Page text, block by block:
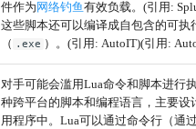
件作为 网络钓鱼有效负载。(引用:
这些脚本还可以编译成自包含的可执
（ .exe ）。(引用: AutoIT)(引用:
对手可能会滥用Lua命令和脚本进行
种跨平台的脚本和编程语言，主要设
用程序中。Lua可以通过命令行（通